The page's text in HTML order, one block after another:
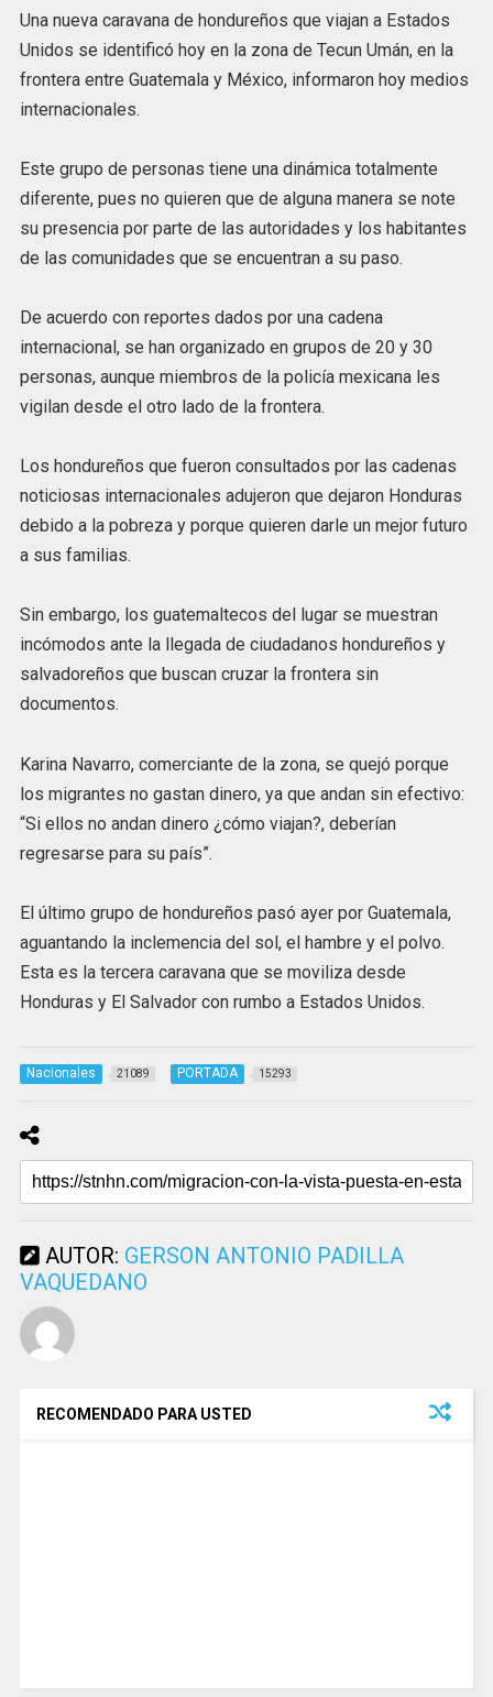
Una nueva caravana de hondureños que viajan a Estados
Unidos se identificó hoy en la zona de Tecun Umán, en la
frontera entre Guatemala y México, informaron hoy medios
internacionales.
Este grupo de personas tiene una dinámica totalmente
diferente, pues no quieren que de alguna manera se note
su presencia por parte de las autoridades y los habitantes
de las comunidades que se encuentran a su paso.
De acuerdo con reportes dados por una cadena
internacional, se han organizado en grupos de 20 y 30
personas, aunque miembros de la policía mexicana les
vigilan desde el otro lado de la frontera.
Los hondureños que fueron consultados por las cadenas
noticiosas internacionales adujeron que dejaron Honduras
debido a la pobreza y porque quieren darle un mejor futuro
a sus familias.
Sin embargo, los guatemaltecos del lugar se muestran
incómodos ante la llegada de ciudadanos hondureños y
salvadoreños que buscan cruzar la frontera sin
documentos.
Karina Navarro, comerciante de la zona, se quejó porque
los migrantes no gastan dinero, ya que andan sin efectivo:
“Si ellos no andan dinero ¿cómo viajan?, deberían
regresarse para su país”.
El último grupo de hondureños pasó ayer por Guatemala,
aguantando la inclemencia del sol, el hambre y el polvo.
Esta es la tercera caravana que se moviliza desde
Honduras y El Salvador con rumbo a Estados Unidos.
Nacionales 21089 PORTADA 15293
AUTOR: GERSON ANTONIO PADILLA
VAQUEDANO
RECOMENDADO PARA USTED